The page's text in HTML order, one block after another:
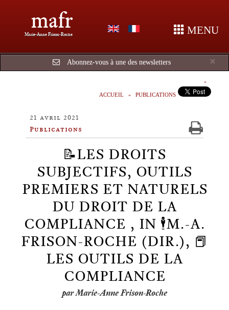
mafr
Marie-Anne Frison-Roche MENU
×
Abonnez-vous à une des newsletters
ACCUEIL PUBLICATIONS
21 avril 2021
Publications
📝LES DROITS
SUBJECTIFS, OUTILS
PREMIERS ET NATURELS
DU DROIT DE LA
COMPLIANCE , IN 🕴️M.-A.
FRISON-ROCHE (DIR.), 📕
LES OUTILS DE LA
COMPLIANCE
par Marie-Anne Frison-Roche